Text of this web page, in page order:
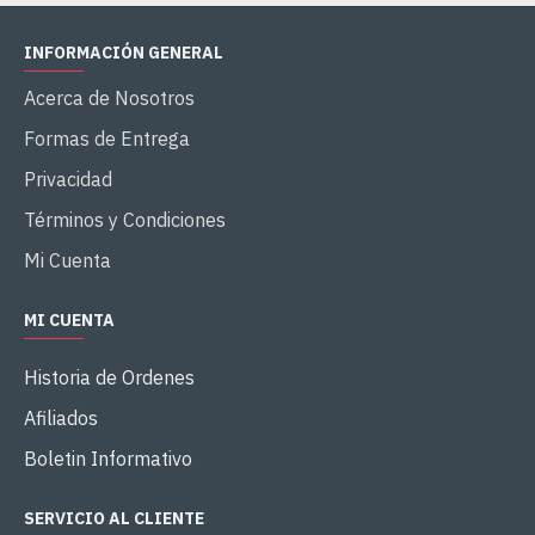
INFORMACIÓN GENERAL
Acerca de Nosotros
Formas de Entrega
Privacidad
Términos y Condiciones
Mi Cuenta
MI CUENTA
Historia de Ordenes
Afiliados
Boletin Informativo
SERVICIO AL CLIENTE